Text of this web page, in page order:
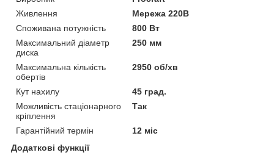
Живлення
Мережа 220В
Споживана потужність
800 Вт
Максимальний діаметр
диска
250 мм
Максимальна кількість
обертів
2950 об/хв
Кут нахилу
45 град.
Можливість стаціонарного
кріплення
Так
Гарантійний термін
12 міс
Додаткові функції